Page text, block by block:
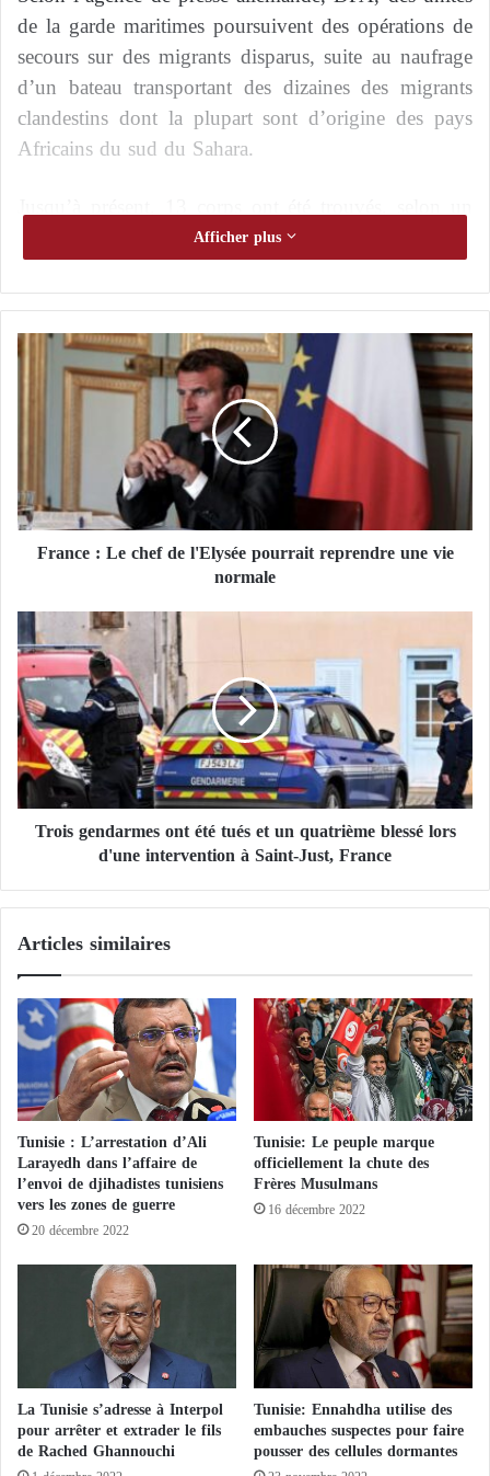
de la garde maritimes poursuivent des opérations de
secours sur des migrants disparus, suite au naufrage
d’un bateau transportant des dizaines des migrants
clandestins dont la plupart sont d’origine des pays
Africains du sud du Sahara.
Jusqu’à présent, 13 corps ont été trouvés, selon un
colonel relevant de la Garde nationale à Sfax.
Cependant, le nombre des migrants secourus n’est
pas encore clair.
Afficher plus
F
r
L
e
f
d
e
l
'
E
l
y
s
o
r
a
i
t
e
p
r
e
n
d
r
e
u
n
o
r
France : Le chef de l'Elysée pourrait reprendre une vie
normale
T
r
o
i
s
g
e
n
d
e
o
n
é
t
t
u
é
s
e
t
u
n
q
i
è
m
e
Trois gendarmes ont été tués et un quatrième blessé lors
d'une intervention à Saint-Just, France
Articles similaires
Tunisie : L’arrestation d’Ali
Larayedh dans l’affaire de
l’envoi de djihadistes tunisiens
vers les zones de guerre
20 décembre 2022
Tunisie: Le peuple marque
officiellement la chute des
Frères Musulmans
16 décembre 2022
La Tunisie s’adresse à Interpol
pour arrêter et extrader le fils
de Rached Ghannouchi
Tunisie: Ennahdha utilise des
embauches suspectes pour faire
pousser des cellules dormantes